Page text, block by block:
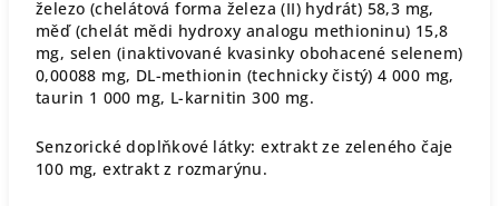
železo (chelátová forma železa (II) hydrát) 58,3 mg,
měď (chelát mědi hydroxy analogu methioninu) 15,8
mg, selen (inaktivované kvasinky obohacené selenem)
0,00088 mg, DL-methionin (technicky čistý) 4 000 mg,
taurin 1 000 mg, L-karnitin 300 mg.
Senzorické doplňkové látky: extrakt ze zeleného čaje
100 mg, extrakt z rozmarýnu.